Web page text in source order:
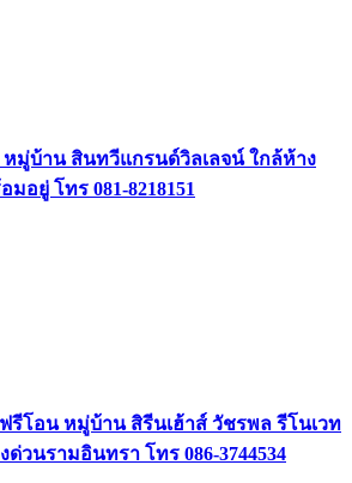
หมู่บ้าน สินทวีแกรนด์วิลเลจน์ ใกล้ห้าง
อยู่ โทร 081-8218151
รีโอน หมู่บ้าน สิรีนเฮ้าส์ วัชรพล รีโนเวท
วนรามอินทรา โทร 086-3744534